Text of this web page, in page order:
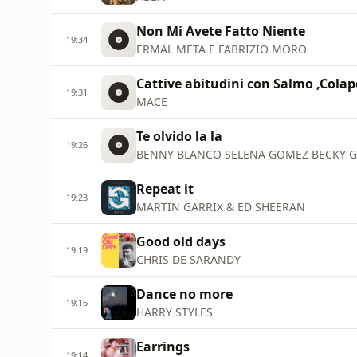
19:34 Non Mi Avete Fatto Niente
ERMAL META E FABRIZIO MORO
19:31 Cattive abitudini con Salmo
MACE
19:26 Te olvido la la
BENNY BLANCO SELENA GOMEZ BECKY G
19:23 Repeat it
MARTIN GARRIX & ED SHEERAN
19:19 Good old days
CHRIS DE SARANDY
19:16 Dance no more
HARRY STYLES
19:14 Earrings